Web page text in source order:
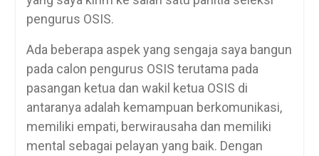
pengurus OSIS.
Ada beberapa aspek yang sengaja saya bangun
pada calon pengurus OSIS terutama pada
pasangan ketua dan wakil ketua OSIS di
antaranya adalah kemampuan berkomunikasi,
memiliki empati, berwirausaha dan memiliki
mental sebagai pelayan yang baik. Dengan